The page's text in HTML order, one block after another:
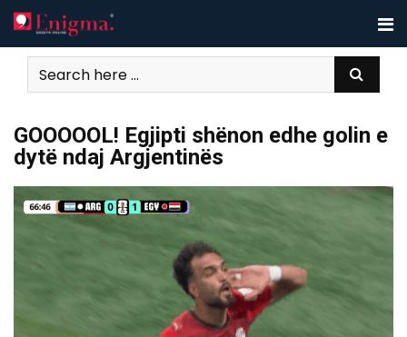
Skip
to
content
GOOOOOL! Egjipti shënon edhe golin e
dytë ndaj Argjentinës